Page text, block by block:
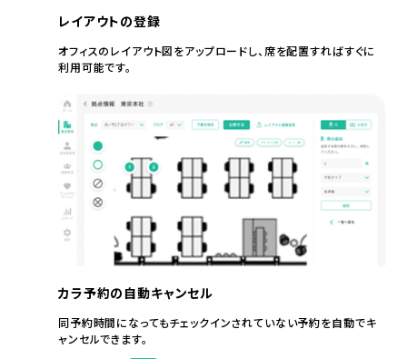
レイアウトの登録
オフィスのレイアウト図をアップロードし、席を配置すればすぐに
利用可能です。
カラ予約の自動キャンセル
同予約時間になってもチェックインされていない予約を自動でキ
ャンセルできます。